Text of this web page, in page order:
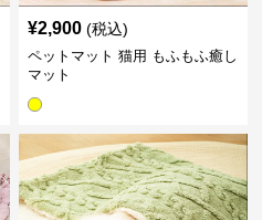
¥2,900 (税込)
ペットマット 猫用 もふもふ癒し
マット